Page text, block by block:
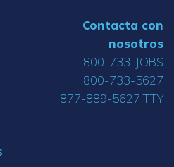
Contacta con
nosotros
800-733-JOBS
800-733-5627
877-889-5627 TTY